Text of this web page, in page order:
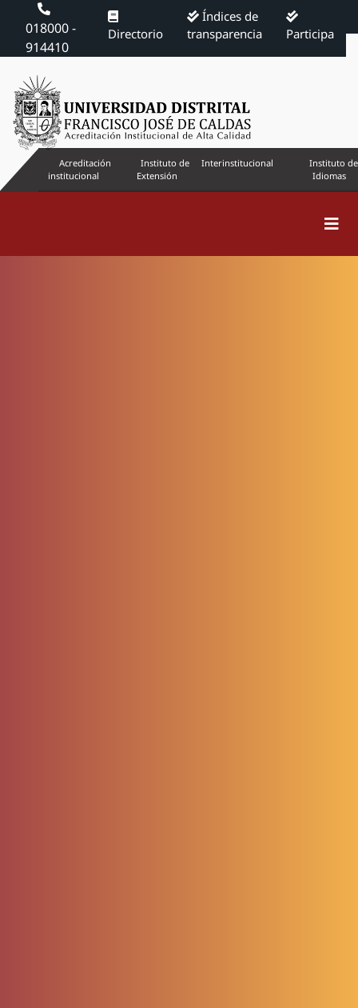
018000 -
914410
Directorio
Índices de
transparencia
Participa
Acreditación
institucional
Instituto de
Extensión
Interinstitucional
Instituto de
Idiomas